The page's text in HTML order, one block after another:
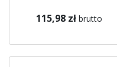
115,98 zł brutto